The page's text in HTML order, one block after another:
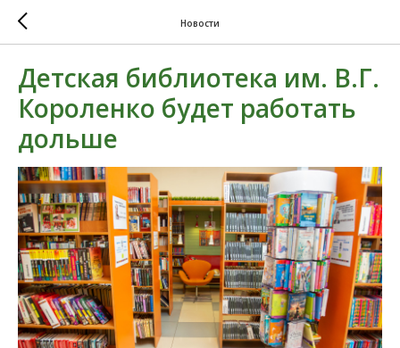
Новости
Детская библиотека им. В.Г.
Короленко будет работать
дольше